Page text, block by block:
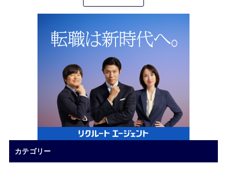
カテゴリー